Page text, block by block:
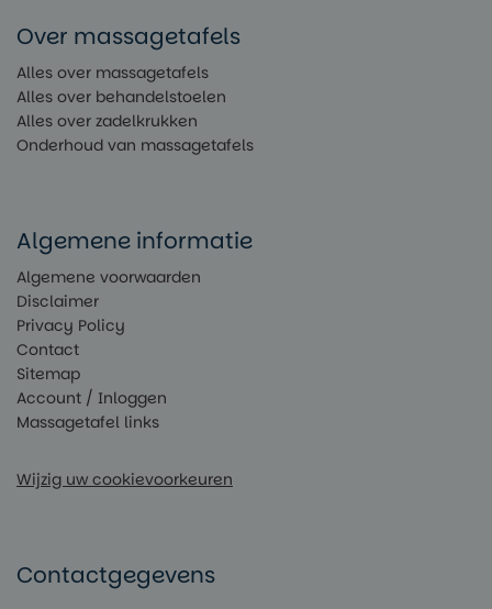
Over massagetafels
Alles over massagetafels
Alles over behandelstoelen
Alles over zadelkrukken
Onderhoud van massagetafels
Algemene informatie
Algemene voorwaarden
Disclaimer
Privacy Policy
Contact
Sitemap
Account / Inloggen
Massagetafel links
Wijzig uw cookievoorkeuren
Contactgegevens